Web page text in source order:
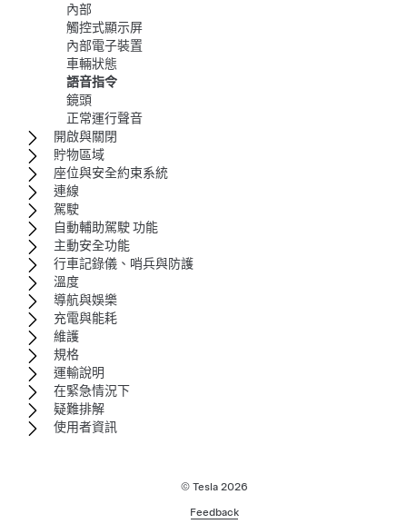
內部
觸控式顯示屏
內部電子裝置
車輛狀態
語音指令
鏡頭
正常運行聲音
開啟與關閉
貯物區域
座位與安全約束系統
連線
駕駛
自動輔助駕駛 功能
主動安全功能
行車記錄儀、哨兵與防護
溫度
導航與娛樂
充電與能耗
維護
規格
運輸說明
在緊急情況下
疑難排解
使用者資訊
© Tesla 2026
Feedback